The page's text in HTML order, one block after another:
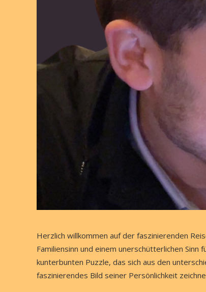
Herzlich willkommen auf der faszinierenden
Familiensinn und einem unerschütterlichen Sinn
kunterbunten Puzzle, das sich aus den
faszinierendes Bild seiner Persönlichkeit